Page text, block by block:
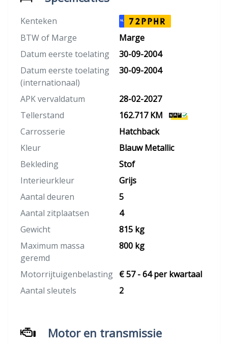
Kenteken NL 72PPHR
BTW of Marge
Marge
Datum eerste toelating
30-09-2004
Datum eerste toelating
(internationaal)
30-09-2004
APK vervaldatum
28-02-2027
Tellerstand
162.717 KM
Carrosserie
Hatchback
Kleur
Blauw Metallic
Bekleding
Stof
Interieurkleur
Grijs
Aantal deuren
5
Aantal zitplaatsen
4
Gewicht
815 kg
Maximum massa
geremd
800 kg
Motorrijtuigenbelasting € 57 - 64 per kwartaal
Aantal sleutels
2
Motor en transmissie